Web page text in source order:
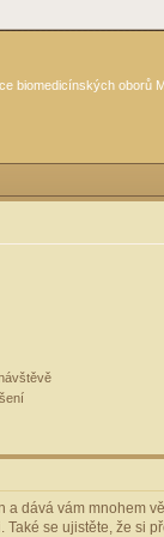
biomedicínských oborů
dává vám mnohem
se ujistěte, že si